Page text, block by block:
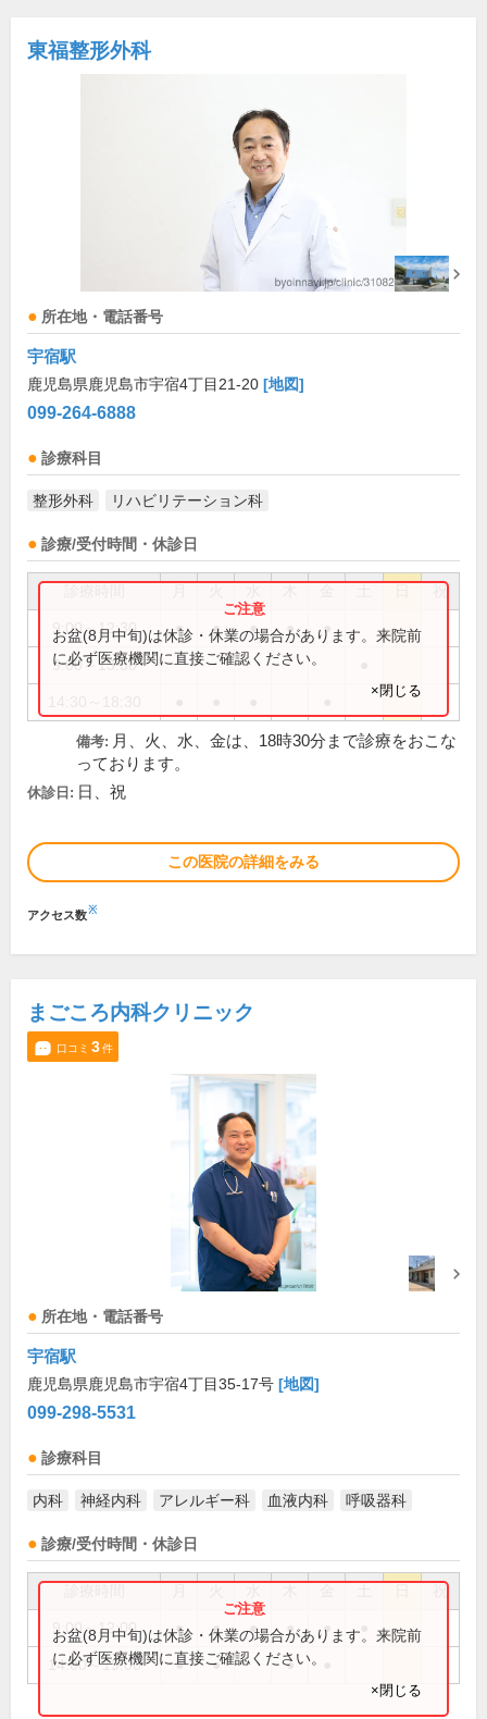
東福整形外科
所在地・電話番号
宇宿駅
鹿児島県鹿児島市宇宿4丁目21-20 [地図]
099-264-6888
診療科目
整形外科 リハビリテーション科
診療/受付時間・休診日
祝
9:00～12:30 ● ● ● ● ●
9:00～13:30
お盆(8月中旬)は休診・休業の場合があります。来院前
に必ず医療機関に直接ご確認ください。
×閉じる
備考: 月、火、水、金は、18時30分まで診療をおこな
っております。
休診日: 日、祝
この医院の詳細をみる
アクセス数※
まごころ内科クリニック
口コミ 3件
所在地・電話番号
宇宿駅
鹿児島県鹿児島市宇宿4丁目35-17号 [地図]
099-298-5531
診療科目
内科 神経内科 アレルギー科 血液内科 呼吸器科
診療/受付時間・休診日
祝
9:00～12:00 ● ● ● ● ●
14:00～19:00 ● ● ●
お盆(8月中旬)は休診・休業の場合があります。来院前
に必ず医療機関に直接ご確認ください。
×閉じる